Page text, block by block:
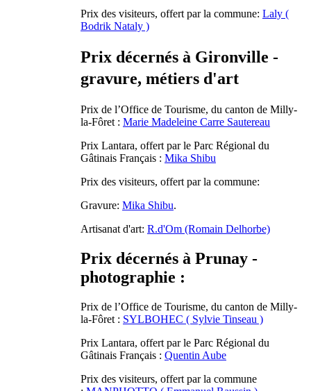
Prix des visiteurs, offert par la commune: Laly (
Bodrik Nataly )
Prix décernés à Gironville -
gravure, métiers d'art
Prix de l’Office de Tourisme, du canton de Milly-
la-Fôret : Marie Madeleine Carre Sautereau
Prix Lantara, offert par le Parc Régional du
Gâtinais Français : Mika Shibu
Prix des visiteurs, offert par la commune:
Gravure: Mika Shibu.
Artisanat d'art: R.d'Om (Romain Delhorbe)
Prix décernés à Prunay -
photographie :
Prix de l’Office de Tourisme, du canton de Milly-
la-Fôret : SYLBOHEC ( Sylvie Tinseau )
Prix Lantara, offert par le Parc Régional du
Gâtinais Français : Quentin Aube
Prix des visiteurs, offert par la commune